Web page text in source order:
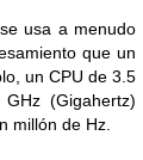
usa a menudo
que un
un CPU de 3.5
(Gigahertz)
millón de Hz.